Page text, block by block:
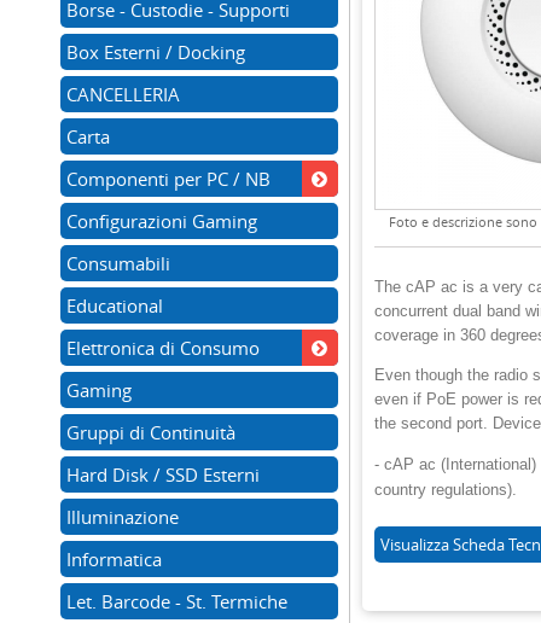
Foto e descrizione
The cAP ac is a very
concurrent dual band
coverage in 360
Even though the radio
even if PoE power is
the second port.
- cAP ac
country regulations).
VisualizzaScheda
Borse - Custodie - Supporti
Box Esterni / Docking
CANCELLERIA
Carta
Componenti per PC / NB
Configurazioni Gaming
Consumabili
Educational
Elettronica di Consumo
Gaming
Gruppi di Continuità
Hard Disk / SSD Esterni
Illuminazione
Informatica
Let. Barcode - St. Termiche